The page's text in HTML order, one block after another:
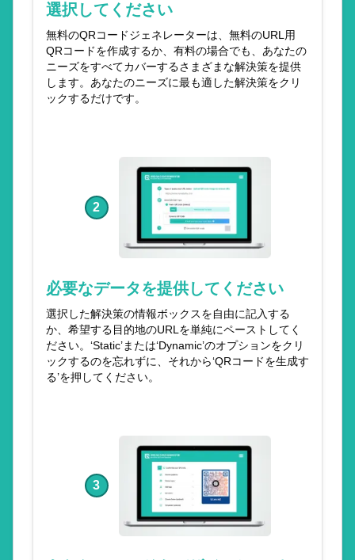
選択してください
無料のQRコードジェネレーターは、無料のURL用
QRコードを作成するか、有料の場合でも、あなたの
ニーズをすべてカバーするさまざまな解決策を提供
します。あなたのニーズに最も適した解決策をクリ
ックするだけです。
2
必要なデータを提供してください
選択した解決策の情報ボックスを自由に記入する
か、希望する目的地のURLを単純にペーストしてく
ださい。‘Static’または‘Dynamic’のオプションをクリ
ックするのを忘れずに、それから‘QRコードを生成す
る’を押してください。
3